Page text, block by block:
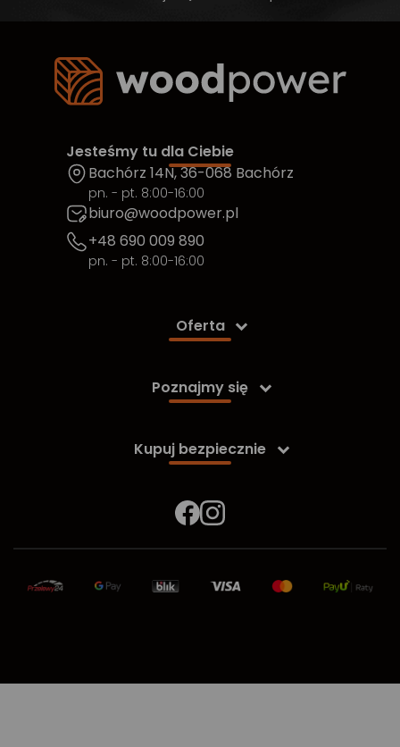
Jesteśmy tu dla Ciebie
Bachórz 14N, 36-068 Bachórz
pn. - pt. 8:00-16:00
biuro@woodpower.pl
+48 690 009 890
pn. - pt. 8:00-16:00
Oferta 
Poznajmy się 
Kupuj bezpiecznie 